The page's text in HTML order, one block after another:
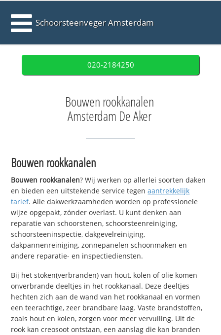
Schoorsteenveger Amsterdam
020-2184250
Bouwen rookkanalen
Amsterdam De Aker
Bouwen rookkanalen
Bouwen rookkanalen? Wij werken op allerlei soorten daken
en bieden een uitstekende service tegenaantrekkelijk
tarief. Alle dakwerkzaamheden worden op professionele
wijze opgepakt, zónder overlast. U kunt denken aan
reparatie van schoorstenen, schoorsteenreiniging,
schoorsteeninspectie, dakgevelreiniging,
dakpannenreiniging, zonnepanelen schoonmaken en
andere reparatie- en inspectiediensten.
Bij het stoken(verbranden) van hout, kolen of olie komen
onverbrande deeltjes in het rookkanaal. Deze deeltjes
hechten zich aan de wand van het rookkanaal en vormen
een teerachtige, zeer brandbare laag. Vaste brandstoffen,
zoals hout en kolen, zorgen voor meer vervuiling. Uit de
rook kan creosoot ontstaan, een aanslag die kan branden